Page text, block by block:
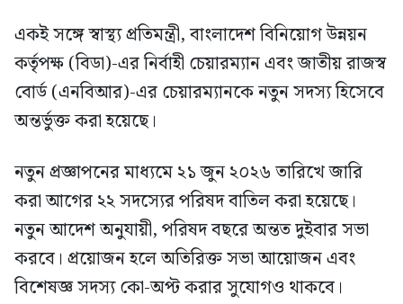
একই সঙ্গে স্বাস্থ্য প্রতিমন্ত্রী, বাংলাদেশ বিনিয়োগ উন্নয়ন
কর্তৃপক্ষ (বিডা)-এর নির্বাহী চেয়ারম্যান এবং জাতীয় রাজস্ব
বোর্ড (এনবিআর)-এর চেয়ারম্যানকে নতুন সদস্য হিসেবে
অন্তর্ভুক্ত করা হয়েছে।
নতুন প্রজ্ঞাপনের মাধ্যমে ২১ জুন ২০২৬ তারিখে জারি
করা আগের ২২ সদস্যের পরিষদ বাতিল করা হয়েছে।
নতুন আদেশ অনুযায়ী, পরিষদ বছরে অন্তত দুইবার সভা
করবে। প্রয়োজন হলে অতিরিক্ত সভা আয়োজন এবং
বিশেষজ্ঞ সদস্য কো-অপ্ট করার সুযোগও থাকবে।